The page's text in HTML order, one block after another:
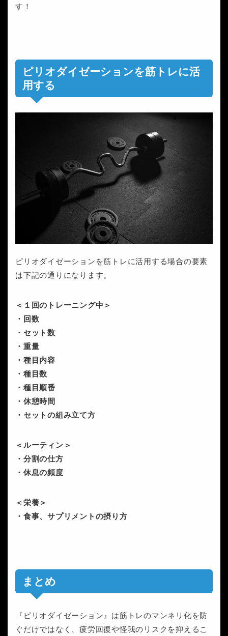
す！
ピリオダイゼーションを筋トレに活
用する
ピリオダイゼーションを筋トレに活用する場合の要素
は下記の通りになります。
＜１回のトレーニング中＞
・回数
・セット数
・重量
・種目内容
・種目数
・種目順番
・休憩時間
・セットの組み立て方
＜ルーティン＞
・分割の仕方
・休息の頻度
＜栄養＞
・食事、サプリメントの摂り方
まとめ
『ピリオダイゼーション』は筋トレのマンネリ化を防
ぐだけではなく、疲労回復や怪我のリスクを抑えるこ